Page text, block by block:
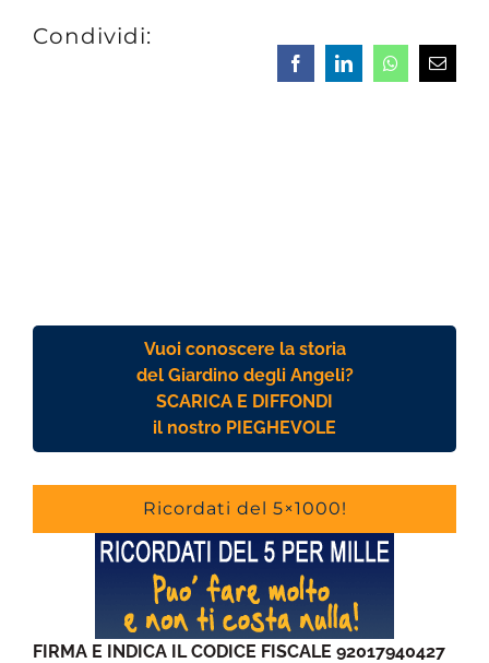
Condividi:
FacebookLinkedInWhatsappEmail
Vuoi conoscere la storia
del Giardino degli Angeli?
SCARICA E DIFFONDI
il nostro PIEGHEVOLE
Ricordati del 5×1000!
FIRMA E INDICA IL CODICE FISCALE 92017940427